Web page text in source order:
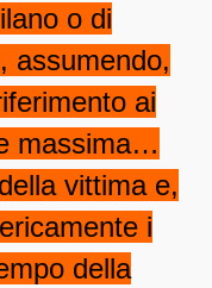
o di
assumendo,
ai
massima…
vittima e,
i
della